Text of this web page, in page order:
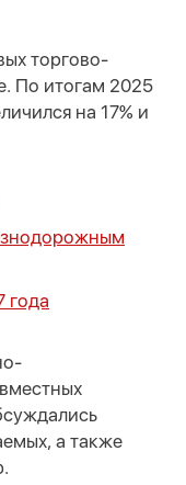
торгово-
По итогам 2025
на 17% и
года
а также